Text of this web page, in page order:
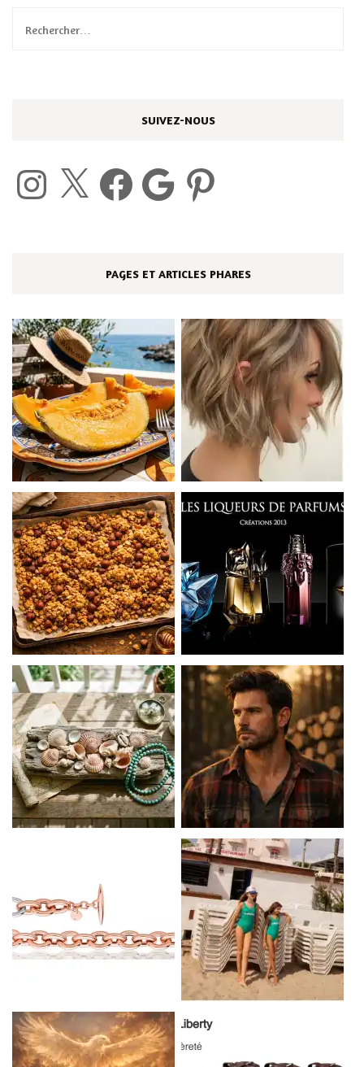
Rechercher :
SUIVEZ-NOUS
Instagram Facebook Google Pinterest
PAGES ET ARTICLES PHARES